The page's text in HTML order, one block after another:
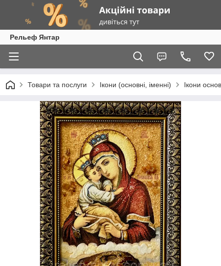
Рельеф Янтар
Товари та послуги Ікони (основні, іменні) Ікони